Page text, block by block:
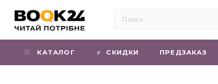
КАТАЛОГ СКИДКИ ПРЕДЗАКАЗ